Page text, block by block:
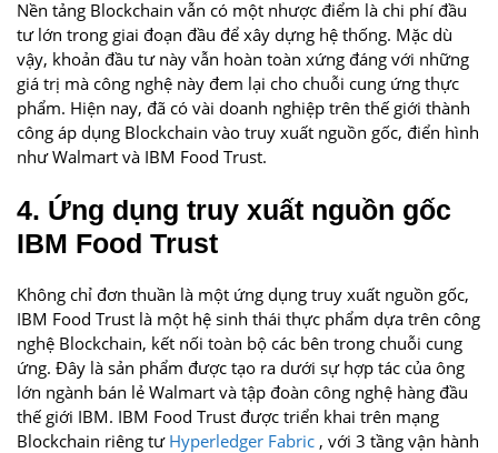
Nền tảng Blockchain vẫn có một nhược điểm là chi phí đầu
tư lớn trong giai đoạn đầu để xây dựng hệ thống. Mặc dù
vậy, khoản đầu tư này vẫn hoàn toàn xứng đáng với những
giá trị mà công nghệ này đem lại cho chuỗi cung ứng thực
phẩm. Hiện nay, đã có vài doanh nghiệp trên thế giới thành
công áp dụng Blockchain vào truy xuất nguồn gốc, điển hình
như Walmart và IBM Food Trust.
4. Ứng dụng truy xuất nguồn gốc
IBM Food Trust
Không chỉ đơn thuần là một ứng dụng truy xuất nguồn gốc,
IBM Food Trust là một hệ sinh thái thực phẩm dựa trên công
nghệ Blockchain, kết nối toàn bộ các bên trong chuỗi cung
ứng. Đây là sản phẩm được tạo ra dưới sự hợp tác của ông
lớn ngành bán lẻ Walmart và tập đoàn công nghệ hàng đầu
thế giới IBM. IBM Food Trust được triển khai trên mạng
Blockchain riêng tư Hyperledger Fabric , với 3 tầng vận hành